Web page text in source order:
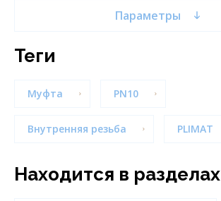
Параметры
теги
Муфта PN10
Внутренняя резьба PLIMAT
Находится в разделах